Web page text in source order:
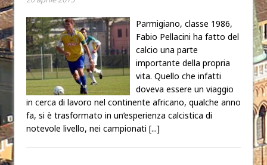
Parmigiano, classe 1986,
Fabio Pellacini ha fatto del
calcio una parte
importante della propria
vita. Quello che infatti
doveva essere un viaggio
in cerca di lavoro nel continente africano, qualche anno
fa, si è trasformato in un’esperienza calcistica di
notevole livello, nei campionati [...]